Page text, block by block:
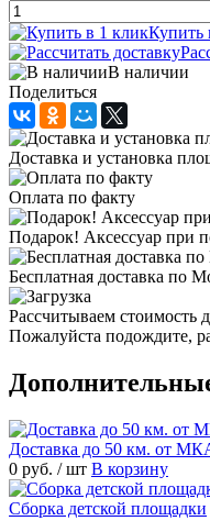
Купить
В наличии
Поделиться
Доставка и установка
Оплата по факту
Подарок! Аксессуар при
Бесплатная доставка по
Рассчитываем стоимость
Пожалуйста подождите,
Доставка до 50 км. от
0 руб. / шт В корзину
Сборка детской площадки